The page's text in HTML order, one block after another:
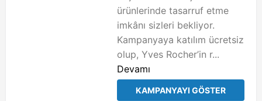
ürünlerinde tasarruf etme
imkânı sizleri bekliyor.
Kampanyaya katılım ücretsiz
olup, Yves Rocher’in r...
Devamı
KAMPANYAYI GÖSTER